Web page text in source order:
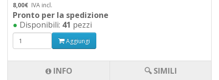
8,00€ IVA incl.
Pronto per la spedizione
● Disponibili: 41 pezzi
Aggiungi
INFO 🔍 SIMILI